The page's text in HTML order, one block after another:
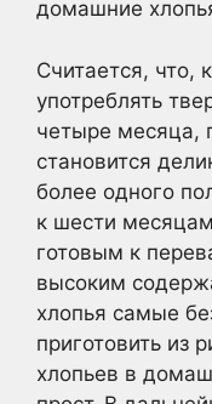
домашние
Считается, что,
употреблять
четыре месяца,
становится
более одного
к шести
готовым к
высоким
хлопья самые
приготовить из
хлопьев в